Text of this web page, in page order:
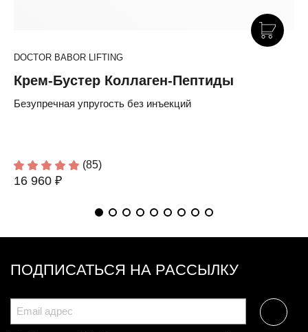
DOCTOR BABOR LIFTING
Крем-Бустер Коллаген-Пептиды
Безупречная упругость без инъекций
(85)
16 960 ₽
ПОДПИСАТЬСЯ НА РАССЫЛКУ